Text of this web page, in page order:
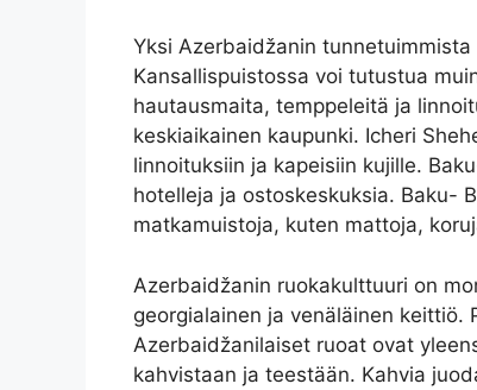
Yksi Azerbaidžanin
Kansallispuistossa voi tutustua
hautausmaita, temppeleitä ja
keskiaikainen kaupunki. Icheri
linnoituksiin ja kapeisiin kujille.
hotelleja ja ostoskeskuksia. Baku-
matkamuistoja, kuten mattoja,
Azerbaidžanin ruokakulttuuri on
georgialainen ja venäläinen keittiö.
Azerbaidžanilaiset ruoat ovat
kahvistaan ja teestään. Kahvia